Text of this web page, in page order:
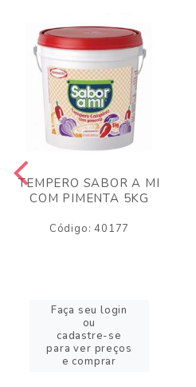
TEMPERO SABOR A MI
COM PIMENTA 5KG
Código: 40177
Faça seu login
ou
cadastre-se
para ver preços
e comprar